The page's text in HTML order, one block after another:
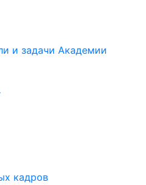
и задачи Академии
кадров